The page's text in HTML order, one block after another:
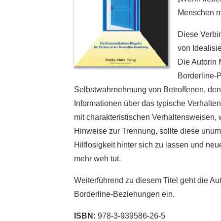
Menschen
Diese
von
Die Autorin
Borderline-
Selbstwahrnehmung von Betroffenen,
Informationen über das typische
mit charakteristischen
Hinweise zur Trennung, sollte diese
Hilflosigkeit hinter sich zu lassen und
mehr weh tut.
Weiterführend zu diesem Titel geht die
Borderline-Beziehungen ein.
ISBN: 978-3-939586-26-5